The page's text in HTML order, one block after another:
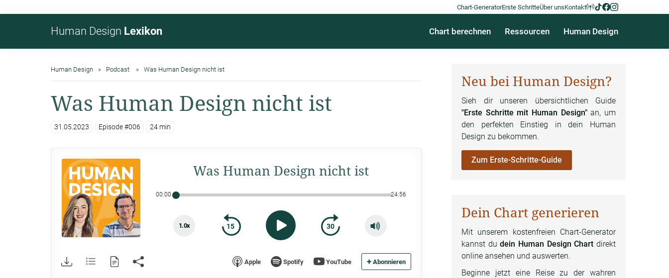
Chart-GeneratorErste SchritteÜber unsKontakt
Human Design Lexikon Chart berechnen Ressourcen Human Design
Human Design Podcast Was Human Design nicht ist
Was Human Design nicht ist
31.05.2023 Episode #006 24 min
Was Human Design nicht ist
00:00 24:56
1.0x 15 30
Apple Spotify YouTube + Abonnieren
Neu bei Human Design?
Sieh dir unseren übersichtlichen Guide
"Erste Schritte mit Human Design"an, um
den perfekten Einstieg in dein Human
Design zu bekommen.
Zum Erste-Schritte-Guide
Dein Chart generieren
Mit unserem kostenfreien Chart-Generator
kannst dudein Human Design Chart direkt
online ansehen und auswerten.
Beginne jetzt eine Reise zu der wahren